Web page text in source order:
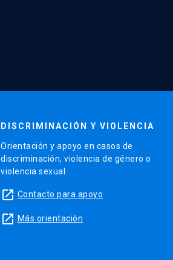
DISCRIMINACIÓN Y VIOLENCIA
Orientación y apoyo en casos de
discriminación, violencia de género o
violencia sexual.
launch Contacto para apoyo
launch Más orientación